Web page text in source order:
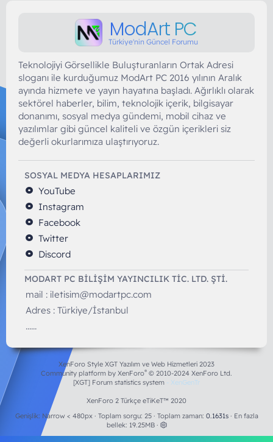
ModArt PC
Türkiye'nin Güncel Forumu
Teknolojiyi Görsellikle Buluşturanların Ortak Adresi
sloganı ile kurduğumuz ModArt PC 2016 yılının Aralık
ayında hizmete ve yayın hayatına başladı. Ağırlıklı olarak
sektörel haberler, bilim, teknolojik içerik, bilgisayar
donanımı, sosyal medya gündemi, mobil cihaz ve
yazılımlar gibi güncel kaliteli ve özgün içerikleri siz
değerli okurlarımıza ulaştırıyoruz.
SOSYAL MEDYA HESAPLARIMIZ
YouTube
Instagram
Facebook
Twitter
Discord
MODART PC BILIŞIM YAYINCILIK TİC. LTD. ŞTİ.
mail : iletisim@modartpc.com
Adres : Türkiye/İstanbul
......
XenForo Style XGT Yazılım ve Web Hizmetleri 2023
Community platform by XenForo® © 2010-2024 XenForo Ltd.
[XGT] Forum statistics system
- XenGenTr
XenForo 2 Türkçe eTiKeT™ 2020
Genişlik
Toplam sorgu 25 Toplam zaman 0.1631s
En fazla
bellek 19.25MB